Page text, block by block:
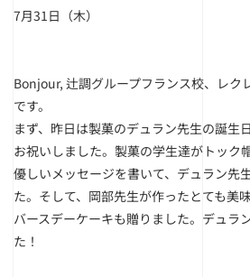
7月31日（木）
Bonjour, 辻調グループフランス校、レク
です。
まず、昨日は製菓のデュラン先生の誕生
お祝いしました。製菓の学生達がトック
優しいメッセージを書いて、デュラン先
た。そして、岡部先生が作ったとても美
バースデーケーキも贈りました。デュラ
た！